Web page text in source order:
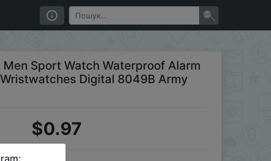
Army Watches Military
Sport Watch Waterproof Alarm
Digital 8049B Army
$0.97